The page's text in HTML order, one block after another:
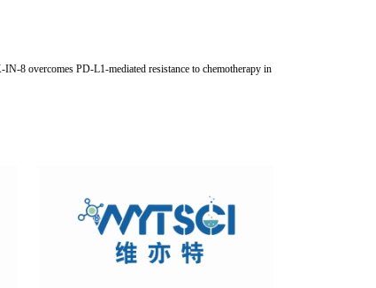
8 overcomes PD-L1-mediated resistance to chemotherapy in